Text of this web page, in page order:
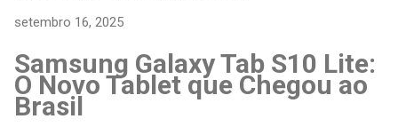
setembro 16, 2025
Samsung Galaxy Tab S10 Lite:
O Novo Tablet que Chegou ao
Brasil